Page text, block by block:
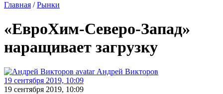
Главная /Рынки
«ЕвроХим-Северо-Запад»
наращивает загрузку
Андрей Викторов
19 сентября 2019, 10:09
19 сентября 2019, 10:09